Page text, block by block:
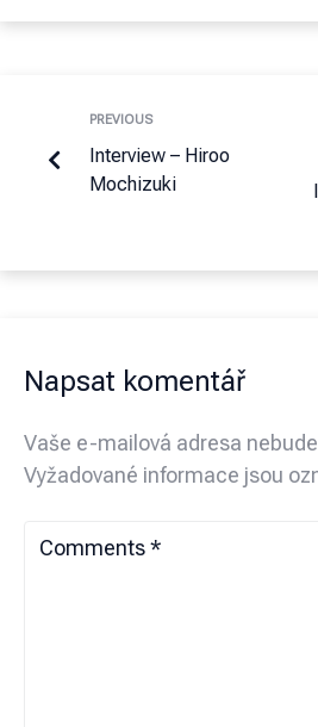
PREVIOUS
Interview – Hiroo
Mochizuki
Napsat komentář
Vaše e-mailová adresa
Vyžadované informace jsou